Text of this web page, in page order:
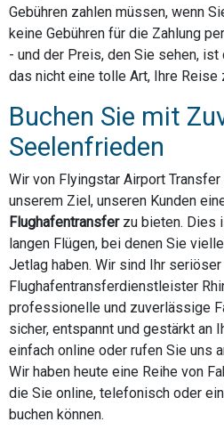
Gebühren zahlen müssen, wenn
keine Gebühren für die Zahlung
- und der Preis, den Sie sehen,
das nicht eine tolle Art, Ihre Reise
Buchen Sie mit
Seelenfrieden
Wir von Flyingstar Airport
unserem Ziel, unseren Kunden
Flughafentransferzu bieten. Dies
langen Flügen, bei denen Sie
Jetlag haben. Wir sind Ihr seriöser
Flughafentransferdienstleister
professionelle und zuverlässige
sicher, entspannt und gestärkt an
einfach online oder rufen Sie uns
Wir haben heute eine Reihe von
die Sie online, telefonisch oder
buchen können.